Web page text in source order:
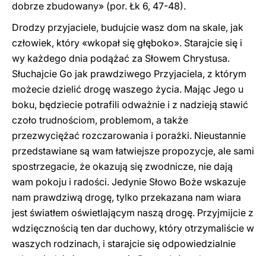
dobrze zbudowany» (por. Łk 6, 47-48).
Drodzy przyjaciele, budujcie wasz dom na skale, jak
człowiek, który «wkopał się głęboko». Starajcie się i
wy każdego dnia podążać za Słowem Chrystusa.
Słuchajcie Go jak prawdziwego Przyjaciela, z którym
możecie dzielić drogę waszego życia. Mając Jego u
boku, będziecie potrafili odważnie i z nadzieją stawić
czoło trudnościom, problemom, a także
przezwyciężać rozczarowania i porażki. Nieustannie
przedstawiane są wam łatwiejsze propozycje, ale sami
spostrzegacie, że okazują się zwodnicze, nie dają
wam pokoju i radości. Jedynie Słowo Boże wskazuje
nam prawdziwą drogę, tylko przekazana nam wiara
jest światłem oświetlającym naszą drogę. Przyjmijcie z
wdzięcznością ten dar duchowy, który otrzymaliście w
waszych rodzinach, i starajcie się odpowiedzialnie